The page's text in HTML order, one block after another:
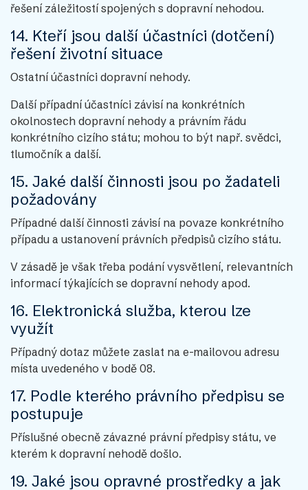
řešení záležitostí spojených s dopravní nehodou.
14. Kteří jsou další účastníci (dotčení)
řešení životní situace
Ostatní účastníci dopravní nehody.
Další případní účastníci závisí na konkrétních
okolnostech dopravní nehody a právním řádu
konkrétního cizího státu; mohou to být např. svědci,
tlumočník a další.
15. Jaké další činnosti jsou po žadateli
požadovány
Případné další činnosti závisí na povaze konkrétního
případu a ustanovení právních předpisů cizího státu.
V zásadě je však třeba podání vysvětlení, relevantních
informací týkajících se dopravní nehody apod.
16. Elektronická služba, kterou lze
využít
Případný dotaz můžete zaslat na e-mailovou adresu
místa uvedeného v bodě 08.
17. Podle kterého právního předpisu se
postupuje
Příslušné obecně závazné právní předpisy státu, ve
kterém k dopravní nehodě došlo.
19. Jaké jsou opravné prostředky a jak